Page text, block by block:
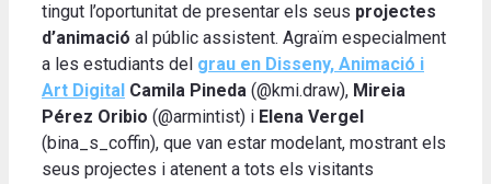
tingut l’oportunitat de presentar els seus projectes
d’animació al públic assistent. Agraïm especialment
a les estudiants del grau en Disseny, Animació i
Art Digital Camila Pineda (@kmi.draw), Mireia
Pérez Oribio (@armintist) i Elena Vergel
(bina_s_coffin), que van estar modelant, mostrant els
seus projectes i atenent a tots els visitants